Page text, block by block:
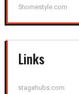
5homestyle.com
Links
stagehubs.com